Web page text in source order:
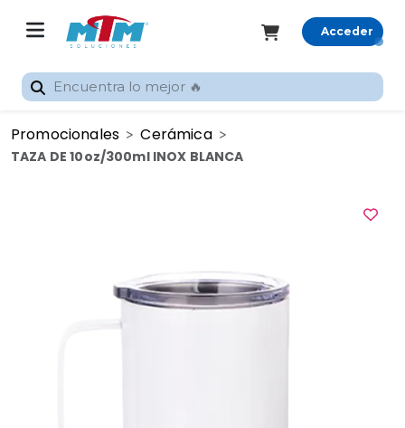
Registrarme
Inicio
Rastrear
Acceder
Promocionales Cerámica
TAZA DE 10oz/300ml INOX BLANCA